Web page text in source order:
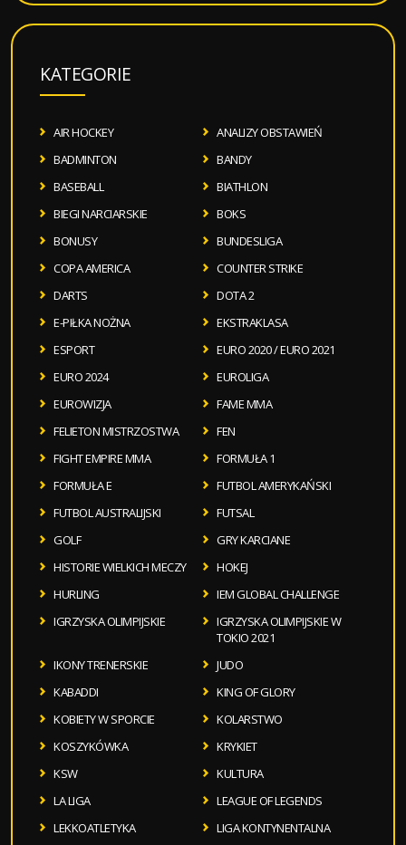
KATEGORIE
AIR HOCKEY
ANALIZY OBSTAWIEŃ
BADMINTON
BANDY
BASEBALL
BIATHLON
BIEGI NARCIARSKIE
BOKS
BONUSY
BUNDESLIGA
COPA AMERICA
COUNTER STRIKE
DARTS
DOTA 2
E-PIŁKA NOŻNA
EKSTRAKLASA
ESPORT
EURO 2020 / EURO 2021
EURO 2024
EUROLIGA
EUROWIZJA
FAME MMA
FELIETON MISTRZOSTWA
FEN
FIGHT EMPIRE MMA
FORMUŁA 1
FORMUŁA E
FUTBOL AMERYKAŃSKI
FUTBOL AUSTRALIJSKI
FUTSAL
GOLF
GRY KARCIANE
HISTORIE WIELKICH MECZY
HOKEJ
HURLING
IEM GLOBAL CHALLENGE
IGRZYSKA OLIMPIJSKIE
IGRZYSKA OLIMPIJSKIE W
TOKIO 2021
IKONY TRENERSKIE
JUDO
KABADDI
KING OF GLORY
KOBIETY W SPORCIE
KOLARSTWO
KOSZYKÓWKA
KRYKIET
KSW
KULTURA
LA LIGA
LEAGUE OF LEGENDS
LEKKOATLETYKA
LIGA KONTYNENTALNA